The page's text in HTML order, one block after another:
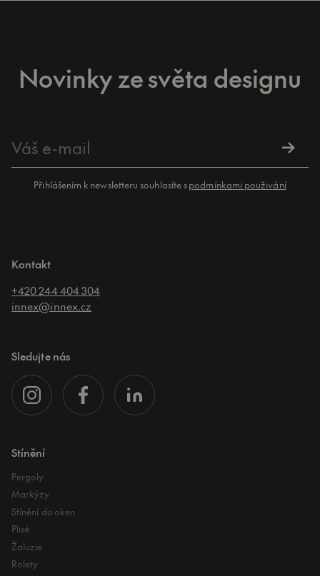
Novinky ze světa designu
Přihlášením k newsletteru souhlasíte spodmínkami použivání
Kontakt
+420 244 404 304
innex@innex.cz
Sledujte nás
Stínění
Pergoly
Markýzy
Stínění do oken
Plisé
Žaluzie
Rolety